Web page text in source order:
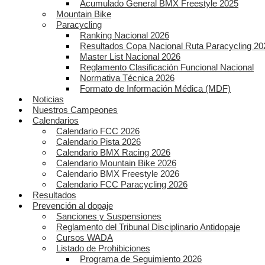
Acumulado General BMX Freestyle 2025
Mountain Bike
Paracycling
Ranking Nacional 2026
Resultados Copa Nacional Ruta Paracycling
Master List Nacional 2026
Reglamento Clasificación Funcional Nacional
Normativa Técnica 2026
Formato de Información Médica (MDF)
Noticias
Nuestros Campeones
Calendarios
Calendario FCC 2026
Calendario Pista 2026
Calendario BMX Racing 2026
Calendario Mountain Bike 2026
Calendario BMX Freestyle 2026
Calendario FCC Paracycling 2026
Resultados
Prevención al dopaje
Sanciones y Suspensiones
Reglamento del Tribunal Disciplinario Antidopaje
Cursos WADA
Listado de Prohibiciones
Programa de Seguimiento 2026